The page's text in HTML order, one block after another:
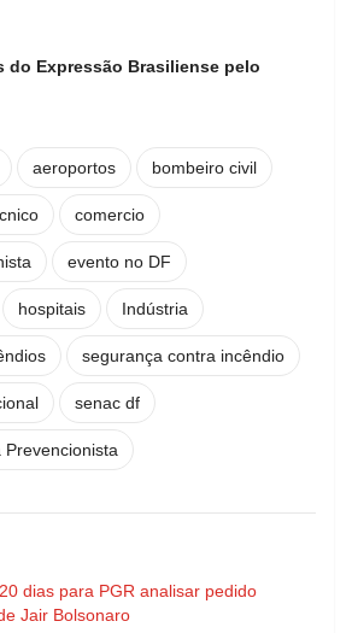
do Expressão Brasiliense pelo
aeroportos bombeiro civil
comercio
evento no DF
hospitais Indústria
segurança contra incêndio
senac df
dias para PGR analisar pedido
Jair Bolsonaro